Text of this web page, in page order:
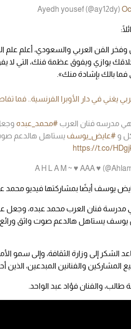
وفخر الفن العربي والسعودي، أعلم علم
أخلاقك يوازي ويفوق عظمة فنك، التي
بالك بإشادة منك».
يغني في دار الأوبرا الفرنسية.. فما
مدرسه فنان العرب #محمد_عبده
و #عايض_يوسف يستاهل هالدعم صوت
https://t.co/
يوسف أيضًا بمشاركتها فيديو محمد
مدرسة فنان العرب محمد عبده،
يستاهل هالدعم صوت واثق ورائع
الشكر إلى وزارة الثقافة، وإلى سمو
والفنانين المبدعين، الذين
طالب، والفنان فؤاد عبد الواحد.